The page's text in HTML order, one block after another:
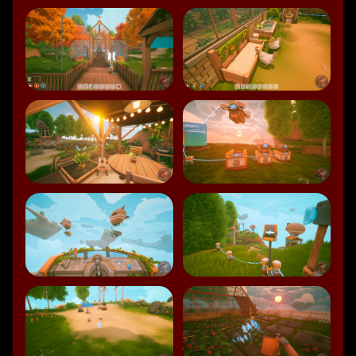
Speaker 0: Wobei Cosy ja eigentlich nicht so mein Ding
ist.
Speaker 0: aber Solarpunk sah interessant aus.
Speaker 0: Ist es auch und dann flacht's irgendwann ab?
Speaker 0: Das ist
Speaker 1: das nicht so ein Wargespiel?
Speaker 1: einfach ne?
Speaker 0: Ja, ja schon!
Speaker 0: Aber auch also... Man könnte sie
philosophieren.
Speaker 0: Was ist Survival für dich?
Speaker 0: Ja,
Speaker 1: also ich muss... Also ein Survival heißt das für
mich, ich muss auf Essen trinken oder auf Nahrung und so
was achten und ich baue halt etwas auf mit den